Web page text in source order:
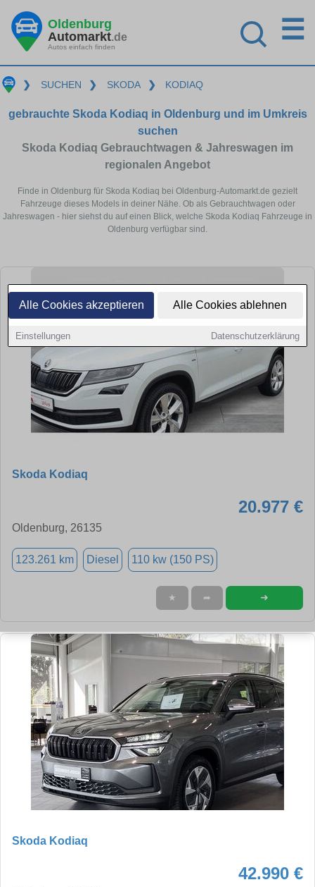
Alle Cookies akzeptieren Alle Cookies ablehnen
Einstellungen Datenschutzerklärung
Oldenburg
Automarkt.de
Autos einfach finden
☰
❯ SUCHEN ❯ SKODA ❯ KODIAQ
gebrauchte Skoda Kodiaq in Oldenburg und im Umkreis
suchen
Skoda Kodiaq Gebrauchtwagen & Jahreswagen im
regionalen Angebot
Finde in Oldenburg für Skoda Kodiaq bei Oldenburg-Automarkt.de gezielt
Fahrzeuge dieses Models in deiner Nähe. Ob als Gebrauchtwagen oder
Jahreswagen - hier siehst du auf einen Blick, welche Skoda Kodiaq Fahrzeuge in
Oldenburg verfügbar sind.
Skoda Kodiaq
20.977 €
Oldenburg, 26135
123.261 km Diesel 110 kw (150 PS)
★ ➦ ➜
Skoda Kodiaq
42.990 €